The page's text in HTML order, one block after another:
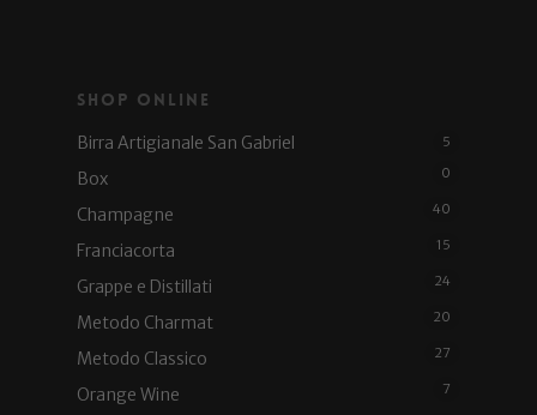
Shop Online
Birra Artigianale San Gabriel
5
Box 0
Champagne 40
Franciacorta 15
Grappe e Distillati 24
Metodo Charmat 20
Metodo Classico 27
Orange Wine 7